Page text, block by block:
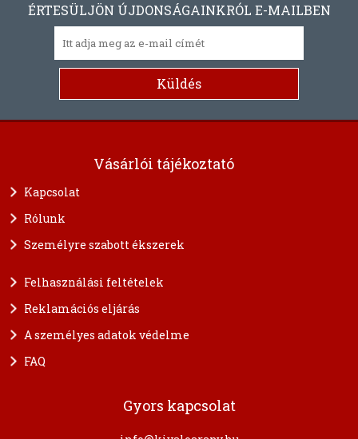
ÉRTESÜLJÖN ÚJDONSÁGAINKRÓL E-MAILBEN
Vásárlói tájékoztató
Kapcsolat
Rólunk
Személyre szabott ékszerek
Felhasználási feltételek
Reklamációs eljárás
A személyes adatok védelme
FAQ
Gyors kapcsolat